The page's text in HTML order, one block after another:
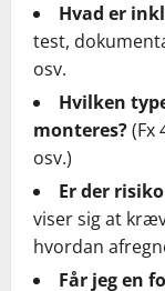
Hvad er
test,
osv.
Hvilken
monteres?(Fx
osv.)
Er der
viser sig at
hvordan
Får jeg en